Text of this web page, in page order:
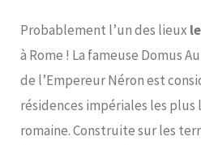
Probablement l’un des lieux
à Rome ! La fameuse Domus
de l’Empereur Néron est
résidences impériales les plus
romaine. Construite sur les